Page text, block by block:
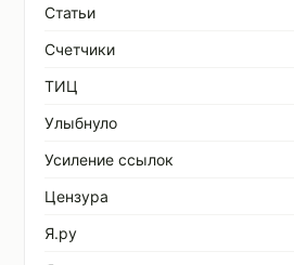
Статьи
Счетчики
ТИЦ
Улыбнуло
Усиление ссылок
Цензура
Я.ру